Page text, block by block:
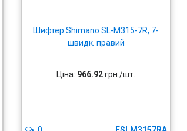
Шифтер Shimano SL-M315-7R, 7-
швидк. правий
Ціна: 966.92грн./шт.